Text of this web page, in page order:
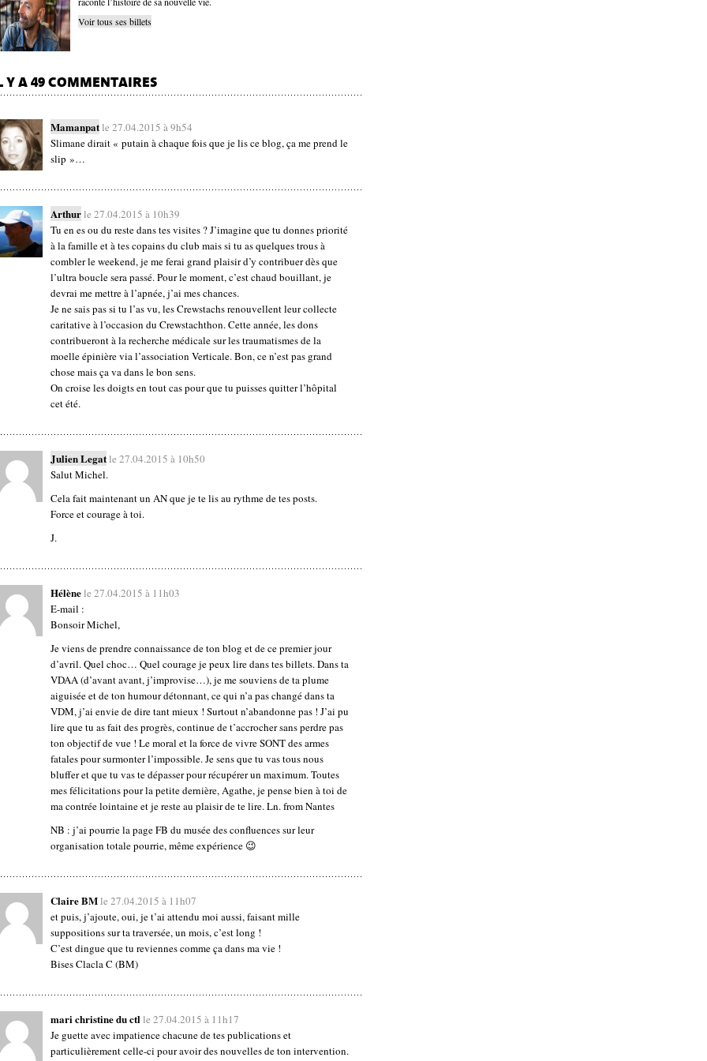
Voir tous ses billets
Y A 49 COMMENTAIRES
Mamanpatle 27.04.2015 à 9h54
Slimane dirait « putain à chaque fois que je lis ce blog, ça me prend le
slip »…
Arthurle 27.04.2015 à 10h39
Tu en es ou du reste dans tes visites ? J’imagine que tu donnes priorité
à la famille et à tes copains du club mais si tu as quelques trous à
combler le weekend, je me ferai grand plaisir d’y contribuer dès que
l’ultra boucle sera passé. Pour le moment, c’est chaud bouillant, je
devrai me mettre à l’apnée, j’ai mes chances.
Je ne sais pas si tu l’as vu, les Crewstachs renouvellent leur collecte
caritative à l’occasion du Crewstachthon. Cette année, les dons
contribueront à la recherche médicale sur les traumatismes de la
moelle épinière via l’association Verticale. Bon, ce n’est pas grand
chose mais ça va dans le bon sens.
On croise les doigts en tout cas pour que tu puisses quitter l’hôpital
cet été.
Julien Legatle 27.04.2015 à 10h50
Salut Michel.
Cela fait maintenant un AN que je te lis au rythme de tes posts.
Force et courage à toi.
J.
Hélènele 27.04.2015 à 11h03
E-mail :
Bonsoir Michel,
Je viens de prendre connaissance de ton blog et de ce premier jour
d’avril. Quel choc… Quel courage je peux lire dans tes billets. Dans ta
VDAA (d’avant avant, j’improvise…), je me souviens de ta plume
aiguisée et de ton humour détonnant, ce qui n’a pas changé dans ta
VDM, j’ai envie de dire tant mieux ! Surtout n’abandonne pas ! J’ai pu
lire que tu as fait des progrès, continue de t’accrocher sans perdre pas
ton objectif de vue ! Le moral et la force de vivre SONT des armes
fatales pour surmonter l’impossible. Je sens que tu vas tous nous
bluffer et que tu vas te dépasser pour récupérer un maximum. Toutes
mes félicitations pour la petite dernière, Agathe, je pense bien à toi de
ma contrée lointaine et je reste au plaisir de te lire. Ln. from Nantes
NB : j’ai pourrie la page FB du musée des confluences sur leur
organisation totale pourrie, même expérience 😉
Claire BMle 27.04.2015 à 11h07
et puis, j’ajoute, oui, je t’ai attendu moi aussi, faisant mille
suppositions sur ta traversée, un mois, c’est long !
C’est dingue que tu reviennes comme ça dans ma vie !
Bises Clacla C (BM)
mari christine du ctlle 27.04.2015 à 11h17
Je guette avec impatience chacune de tes publications et
particulièrement celle-ci pour avoir des nouvelles de ton intervention.